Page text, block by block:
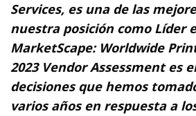
Services, es una de las
nuestra posición como Líder
MarketScape: Worldwide
2023 Vendor Assessment es
decisiones que hemos
varios años en respuesta a